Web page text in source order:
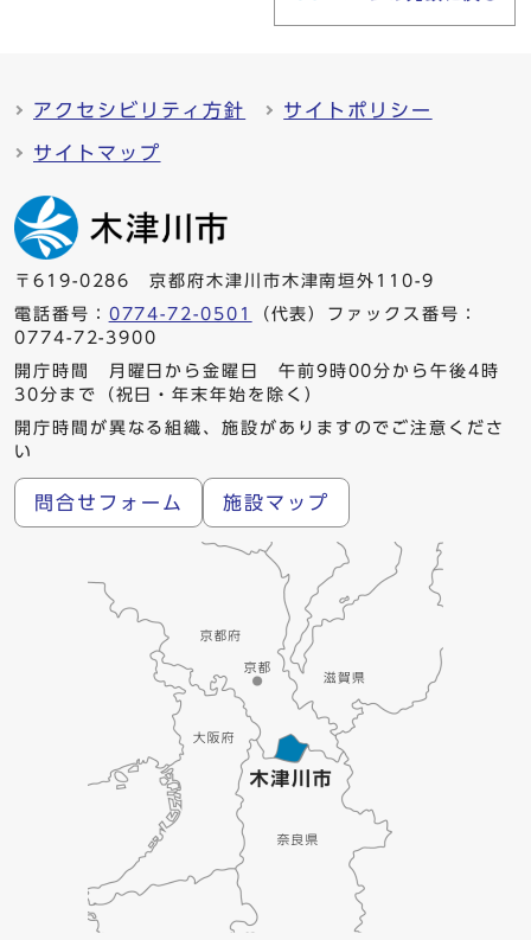
アクセシビリティ方針 サイトポリシー
サイトマップ
〒619-0286 京都府木津川市木津南垣外110-9
電話番号： 0774-72-0501
（代表）ファックス番号：
0774-72-3900
開庁時間 月曜日から金曜日 午前9時00分から午後4時
30分まで（祝日・年末年始を除く）
開庁時間が異なる組織、施設がありますのでご注意くださ
い
問合せフォーム 施設マップ